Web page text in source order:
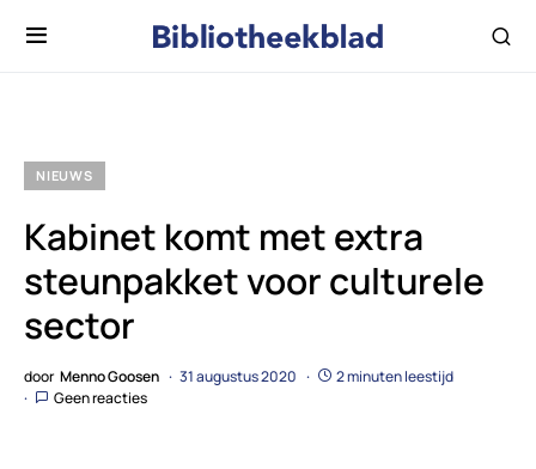
NIEUWS
Kabinet komt met extra
steunpakket voor culturele
sector
door Menno Goosen 31 augustus 2020
2 minuten leestijd
Geen reacties